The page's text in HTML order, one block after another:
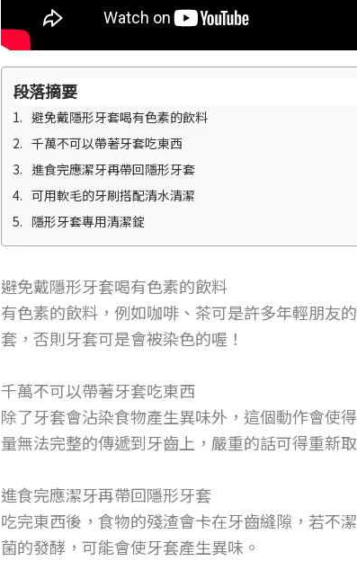
段落摘要
避免戴隱形牙套喝有色素的飲料
千萬不可以帶著牙套吃東西
進食完應潔牙再帶回隱形牙套
可用軟毛的牙刷搭配清水清潔
隱形牙套專用清潔錠
避免戴隱形牙套喝有色素的飲料
有色素的飲料，例如咖啡、茶可是許多年輕朋友
套，否則牙套可是會被染色的喔！
千萬不可以帶著牙套吃東西
除了牙套會沾染食物產生異味外，這個動作會使
量無法完整的傳遞到牙齒上，嚴重的話可得重新
進食完應潔牙再帶回隱形牙套
吃完東西後，食物的殘渣會卡在牙齒縫隙，若不
菌的發酵，可能會使牙套產生異味。